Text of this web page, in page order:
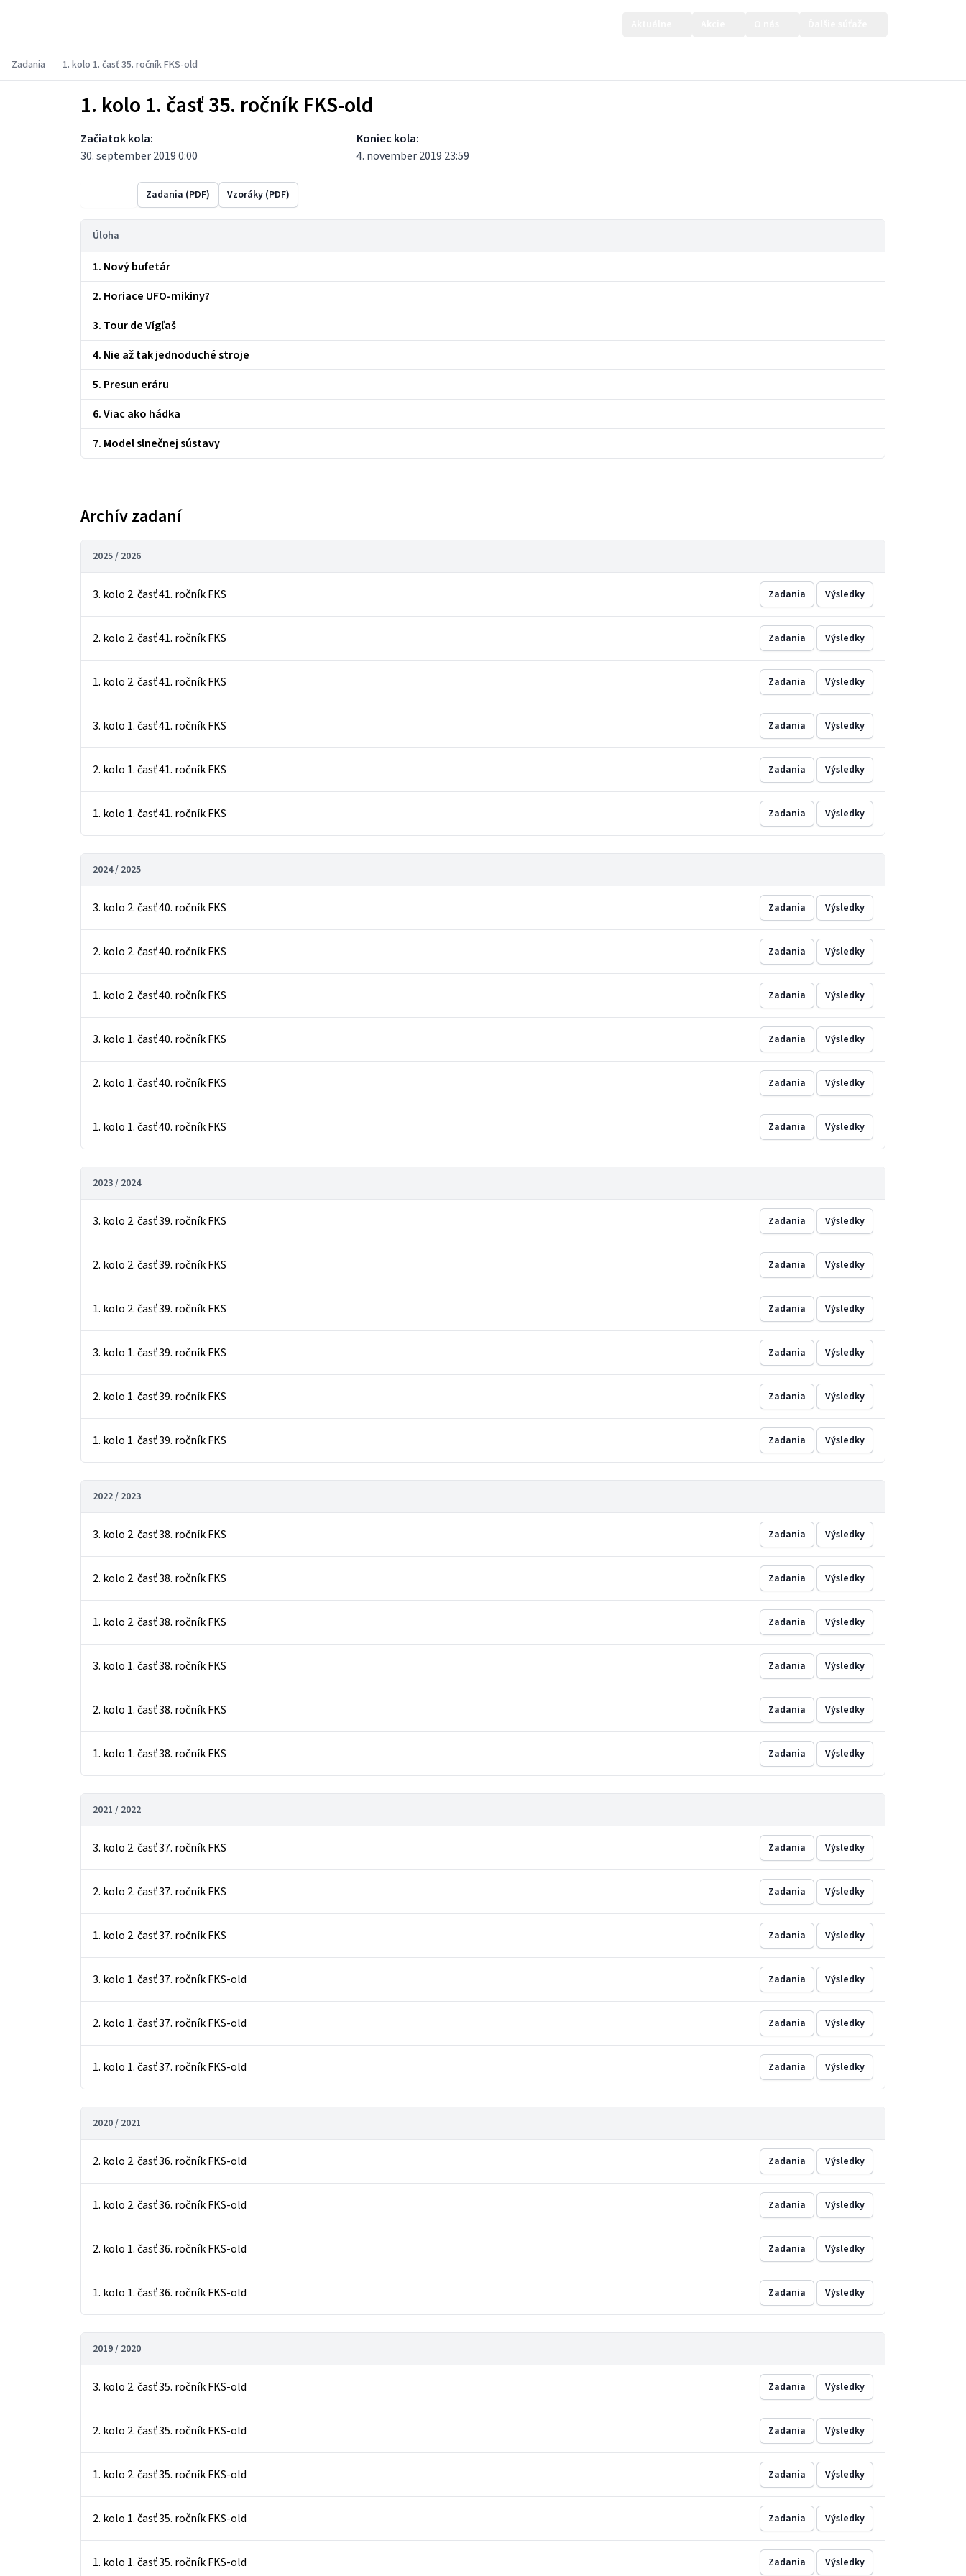
Zadania 1. kolo 1. časť 35. ročník FKS-old
1. kolo 1. časť 35. ročník FKS-old
Začiatok kola:
30. september 2019 0:00
Koniec kola:
4. november 2019 23:59
Zadania (PDF) Vzoráky (PDF)
Úloha
1. Nový bufetár
2. Horiace UFO-mikiny?
3. Tour de Vígľaš
4. Nie až tak jednoduché stroje
5. Presun eráru
6. Viac ako hádka
7. Model slnečnej sústavy
Archív zadaní
2025 / 2026
3. kolo 2. časť 41. ročník FKS Zadania Výsledky
2. kolo 2. časť 41. ročník FKS Zadania Výsledky
1. kolo 2. časť 41. ročník FKS Zadania Výsledky
3. kolo 1. časť 41. ročník FKS Zadania Výsledky
2. kolo 1. časť 41. ročník FKS Zadania Výsledky
1. kolo 1. časť 41. ročník FKS Zadania Výsledky
2024 / 2025
3. kolo 2. časť 40. ročník FKS Zadania Výsledky
2. kolo 2. časť 40. ročník FKS Zadania Výsledky
1. kolo 2. časť 40. ročník FKS Zadania Výsledky
3. kolo 1. časť 40. ročník FKS Zadania Výsledky
2. kolo 1. časť 40. ročník FKS Zadania Výsledky
1. kolo 1. časť 40. ročník FKS Zadania Výsledky
2023 / 2024
3. kolo 2. časť 39. ročník FKS Zadania Výsledky
2. kolo 2. časť 39. ročník FKS Zadania Výsledky
1. kolo 2. časť 39. ročník FKS Zadania Výsledky
3. kolo 1. časť 39. ročník FKS Zadania Výsledky
2. kolo 1. časť 39. ročník FKS Zadania Výsledky
1. kolo 1. časť 39. ročník FKS Zadania Výsledky
2022 / 2023
3. kolo 2. časť 38. ročník FKS Zadania Výsledky
2. kolo 2. časť 38. ročník FKS Zadania Výsledky
1. kolo 2. časť 38. ročník FKS Zadania Výsledky
3. kolo 1. časť 38. ročník FKS Zadania Výsledky
2. kolo 1. časť 38. ročník FKS Zadania Výsledky
1. kolo 1. časť 38. ročník FKS Zadania Výsledky
2021 / 2022
3. kolo 2. časť 37. ročník FKS Zadania Výsledky
2. kolo 2. časť 37. ročník FKS Zadania Výsledky
1. kolo 2. časť 37. ročník FKS Zadania Výsledky
3. kolo 1. časť 37. ročník FKS-old Zadania Výsledky
2. kolo 1. časť 37. ročník FKS-old Zadania Výsledky
1. kolo 1. časť 37. ročník FKS-old Zadania Výsledky
2020 / 2021
2. kolo 2. časť 36. ročník FKS-old Zadania Výsledky
1. kolo 2. časť 36. ročník FKS-old Zadania Výsledky
2. kolo 1. časť 36. ročník FKS-old Zadania Výsledky
1. kolo 1. časť 36. ročník FKS-old Zadania Výsledky
2019 / 2020
3. kolo 2. časť 35. ročník FKS-old Zadania Výsledky
2. kolo 2. časť 35. ročník FKS-old Zadania Výsledky
1. kolo 2. časť 35. ročník FKS-old Zadania Výsledky
2. kolo 1. časť 35. ročník FKS-old Zadania Výsledky
1. kolo 1. časť 35. ročník FKS-old Zadania Výsledky